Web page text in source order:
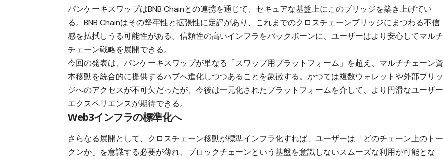
パンケーキスワップはBNB Chainとの連携を通じて、セキュアな基盤上にこのブリッジを築き上げてい
る。BNB Chainはその堅牢性と拡張性に定評があり、これまでのクロスチェーンブリッジにまつわる不信
感を払拭しうる可能性がある。信頼性の高いインフラをバックボーンに、ユーザーはより安心してマルチ
チェーン戦略を展開できる。
今回の発表は、パンケーキスワップが単なる「スワップ用プラットフォーム」を超え、マルチチェーン資
本移動を統合的に提供するハブへ進化しつつあることを象徴する。かつては複数ウォレットや外部ブリッ
ジへのアクセスが不可欠だったが、今後は一元化されたプラットフォームを介して、より円滑なユーザー
エクスペリエンスが期待できる。
Web3インフラの標準化へ
さらなる展開として、クロスチェーン移動が標準インフラ化すれば、ユーザーは「どのチェーン上のトー
クンか」を意識する必要が薄れ、ブロックチェーンという基盤を意識しないスムーズな利用が可能とな